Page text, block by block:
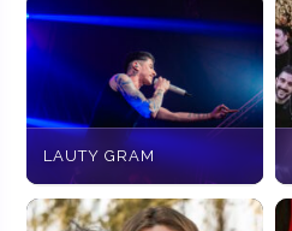
LAUTY GRAM